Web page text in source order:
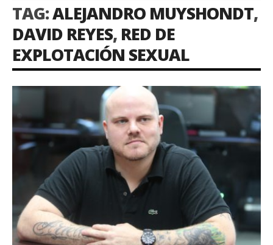
TAG:ALEJANDRO MUYSHONDT,
DAVID REYES, RED DE
EXPLOTACIÓN SEXUAL